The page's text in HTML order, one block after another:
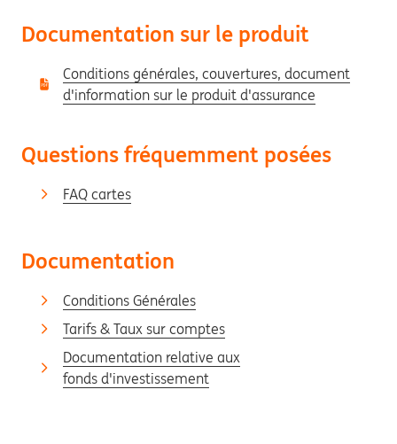
Documentation sur le produit
Conditions générales, couvertures, document
d'information sur le produit d'assurance
Questions fréquemment posées
FAQ cartes
Documentation
Conditions Générales
Tarifs & Taux sur comptes
Documentation relative aux
fonds d'investissement